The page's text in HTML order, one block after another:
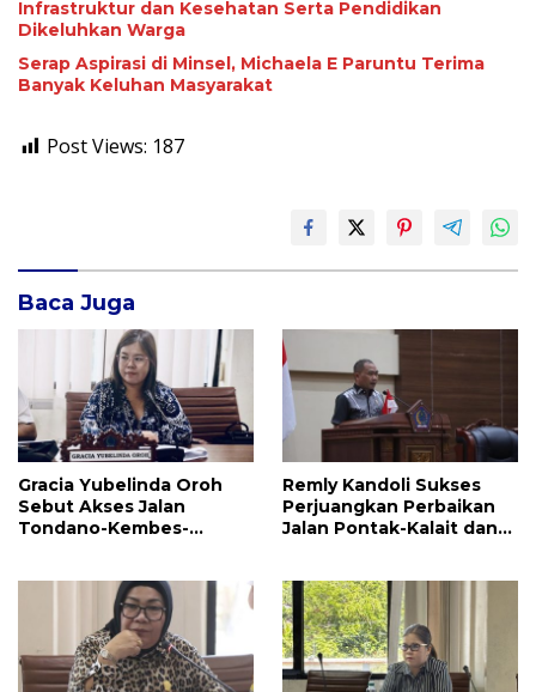
Infrastruktur dan Kesehatan Serta Pendidikan
Dikeluhkan Warga
Serap Aspirasi di Minsel, Michaela E Paruntu Terima
Banyak Keluhan Masyarakat
Post Views: 187
Baca Juga
Gracia Yubelinda Oroh
Sebut Akses Jalan
Tondano-Kembes-
Remly Kandoli Sukses
Perjuangkan Perbaikan
Jalan Pontak-Kalait dan